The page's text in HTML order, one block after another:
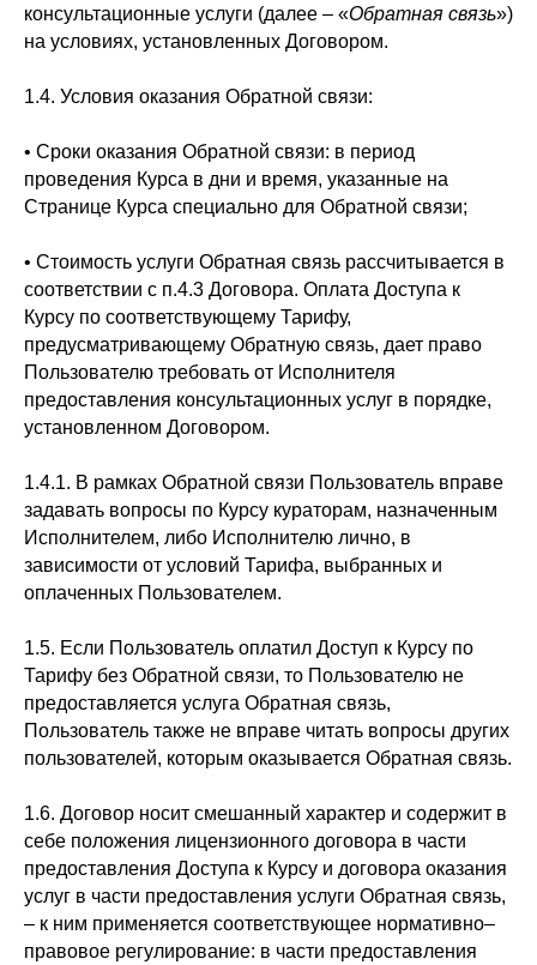
консультационные услуги (далее – «Обратная связь»)
на условиях, установленных Договором.
1.4. Условия оказания Обратной связи:
• Сроки оказания Обратной связи: в период
проведения Курса в дни и время, указанные на
Странице Курса специально для Обратной связи;
• Стоимость услуги Обратная связь рассчитывается в
соответствии с п.4.3 Договора. Оплата Доступа к
Курсу по соответствующему Тарифу,
предусматривающему Обратную связь, дает право
Пользователю требовать от Исполнителя
предоставления консультационных услуг в порядке,
установленном Договором.
1.4.1. В рамках Обратной связи Пользователь вправе
задавать вопросы по Курсу кураторам, назначенным
Исполнителем, либо Исполнителю лично, в
зависимости от условий Тарифа, выбранных и
оплаченных Пользователем.
1.5. Если Пользователь оплатил Доступ к Курсу по
Тарифу без Обратной связи, то Пользователю не
предоставляется услуга Обратная связь,
Пользователь также не вправе читать вопросы других
пользователей, которым оказывается Обратная связь.
1.6. Договор носит смешанный характер и содержит в
себе положения лицензионного договора в части
предоставления Доступа к Курсу и договора оказания
услуг в части предоставления услуги Обратная связь,
– к ним применяется соответствующее нормативно–
правовое регулирование: в части предоставления